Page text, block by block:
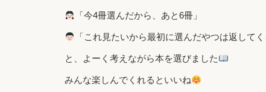
「今4冊選んだから、あと6冊」
「これ見たいから最初に選んだやつは返してく
と、よーく考えながら本を選びました
みんな楽しんでくれるといいね